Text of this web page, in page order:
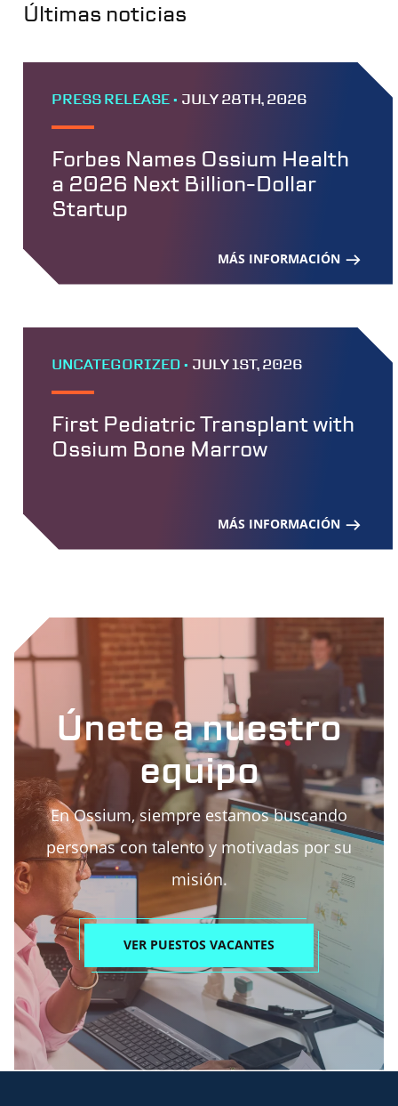
Últimas noticias
PRESS RELEASE • JULY 28TH, 2026
Forbes Names Ossium Health
a 2026 Next Billion-Dollar
Startup
MÁS INFORMACIÓN
UNCATEGORIZED • JULY 1ST, 2026
First Pediatric Transplant with
Ossium Bone Marrow
MÁS INFORMACIÓN
Únete a nuestro
equipo
En Ossium, siempre estamos buscando
personas con talento y motivadas por su
misión.
VER PUESTOS VACANTES